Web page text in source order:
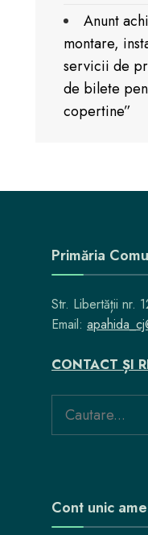
Anunt
montare,
servicii de
de bilete
copertine”
Primăria
Str. Libertății nr.
Email:
CONTACT ȘI
Cont unic